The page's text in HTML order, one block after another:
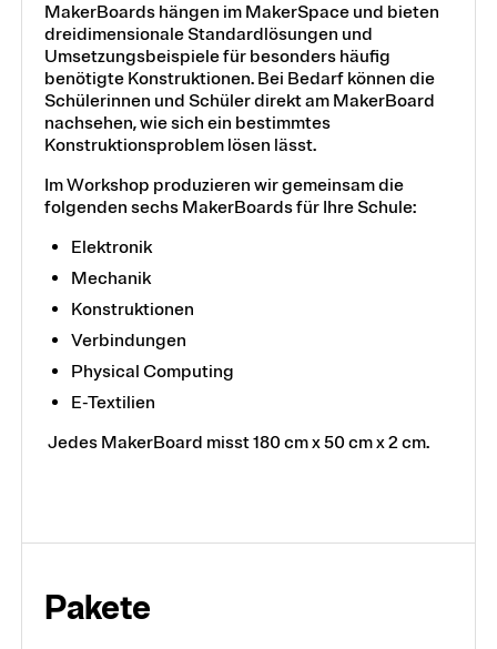
MakerBoards hängen im MakerSpace und bieten
dreidimensionale Standardlösungen und
Umsetzungsbeispiele für besonders häufig
benötigte Konstruktionen. Bei Bedarf können die
Schülerinnen und Schüler direkt am MakerBoard
nachsehen, wie sich ein bestimmtes
Konstruktionsproblem lösen lässt.
Im Workshop produzieren wir gemeinsam die
folgenden sechs MakerBoards für Ihre Schule:
Elektronik
Mechanik
Konstruktionen
Verbindungen
Physical Computing
E-Textilien
Jedes MakerBoard misst 180 cm x 50 cm x 2 cm.
Pakete